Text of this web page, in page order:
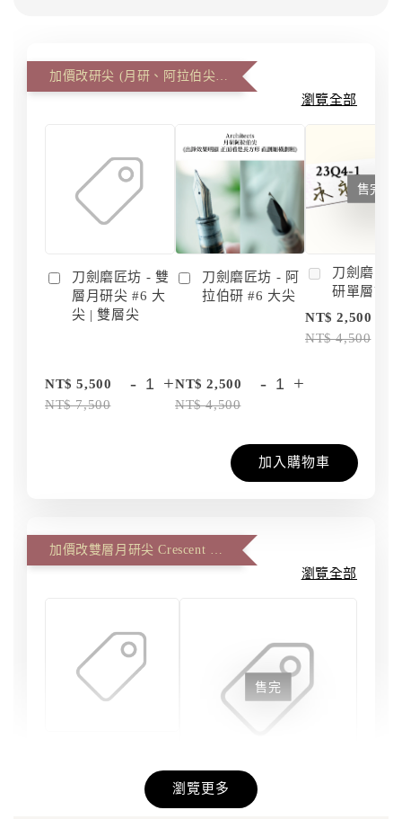
瀏覽全部
刀劍磨匠坊 - 雙
層月研尖 #6 大
尖 | 雙層尖
NT$ 5,500
NT$ 7,500
- +
刀劍磨匠坊 - 阿
拉伯研 #6 大尖
NT$ 2,500
NT$ 4,500
- +
售完
刀劍磨匠
研單層訂
NT$ 2,500
NT$ 4,500
加入購物車
瀏覽全部
層月研尖 #6 大
售完
刀劍磨匠坊 - 雙層雙面
瀏覽更多